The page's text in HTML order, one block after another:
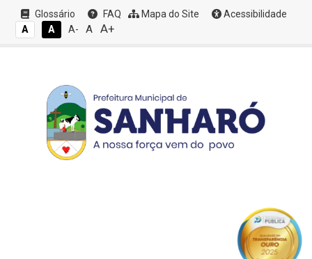
Glossário FAQ Mapa do Site
Acessibilidade
A
A A- A A+